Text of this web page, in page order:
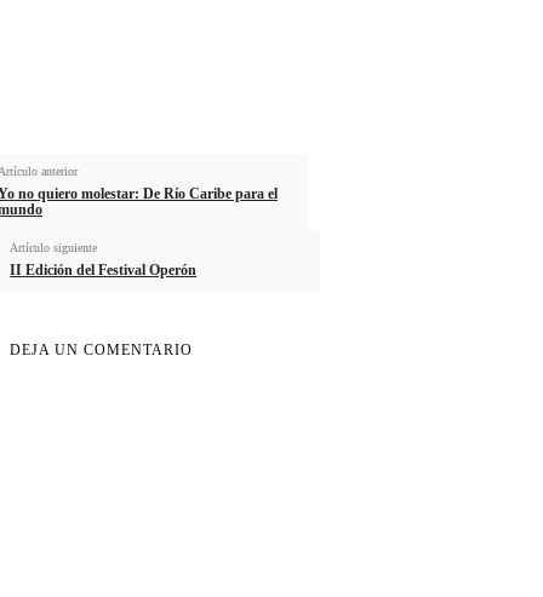
anterior
no quiero molestar: De Río Caribe para el
Artículo siguiente
II Edición del Festival Operón
DEJA UN COMENTARIO